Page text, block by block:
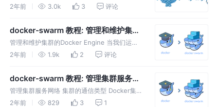
置🤪 ETCD 基本操作 etcd etcd（读作et-see-
分布式系统或计算机集群的共享配置、服务发现
2年前 3.0k 3 评论
docker-swarm 教程: 管理和维护集群
的Docker Engine
管理和维护集群的Docker Engine 当我们运行
集群Docker引擎时，管理器节点是管理集群和
的一些关键功能很重要，以正确部署和维护集
2年前 1.9k 2 评论
docker-swarm 教程: 管理集群服务网
络
管理集群服务网络 集群的通信类型 Docker集群
产生两种不同类型的流量： 控制和管理通信流
2年前 829 3 1